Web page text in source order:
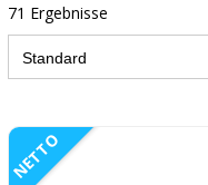
71 Ergebnisse
NETTO